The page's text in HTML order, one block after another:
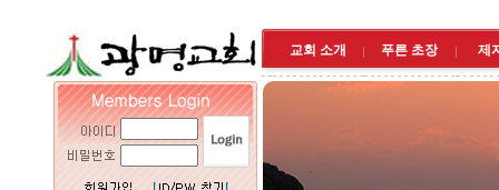
교회 소개 푸른 초장 제